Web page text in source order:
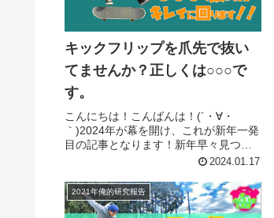
キックフリップを爪先で抜い
てませんか？正しくは○○○で
す。
こんにちは！こんばんは！(´・∀・
｀)2024年が幕を開け、これが新年一発
目の記事となります！新年早々見つけ
ちゃった超超超超超超超超超超超絶重
言えるコツを紹介しようと思います。
今回のテーマはキックフリップを...
2024.01.17
2021年俺的研究報告